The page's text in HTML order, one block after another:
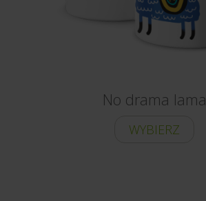
No drama lama
WYBIERZ